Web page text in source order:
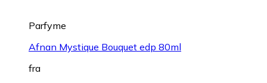
Parfyme
Afnan Mystique Bouquet edp 80ml
fra